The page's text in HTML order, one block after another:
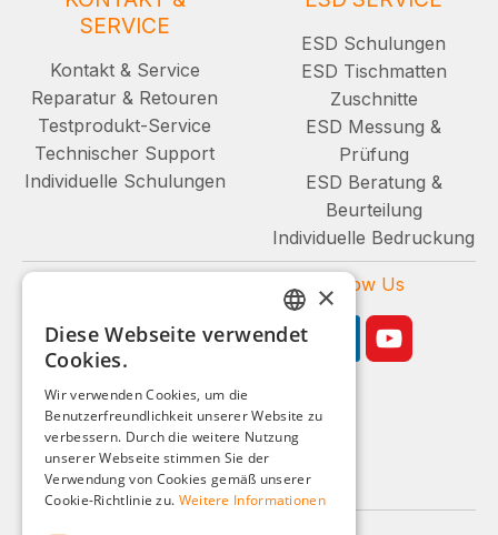
SERVICE
Kontakt & Service
Reparatur & Retouren
Testprodukt-Service
Technischer Support
Individuelle Schulungen
ESD Schulungen
ESD Tischmatten
Zuschnitte
ESD Messung &
Prüfung
ESD Beratung &
Beurteilung
Individuelle Bedruckung
Follow Us
Geschäftskunden-Shop
Alle Preise zzgl. MwSt.
GERMAN
FRENCH
DUTCH
×
Diese Webseite verwendet
Cookies.
Wir verwenden Cookies, um die
Benutzerfreundlichkeit unserer Website zu
verbessern. Durch die weitere Nutzung
unserer Webseite stimmen Sie der
Verwendung von Cookies gemäß unserer
Cookie-Richtlinie zu. Weitere Informationen